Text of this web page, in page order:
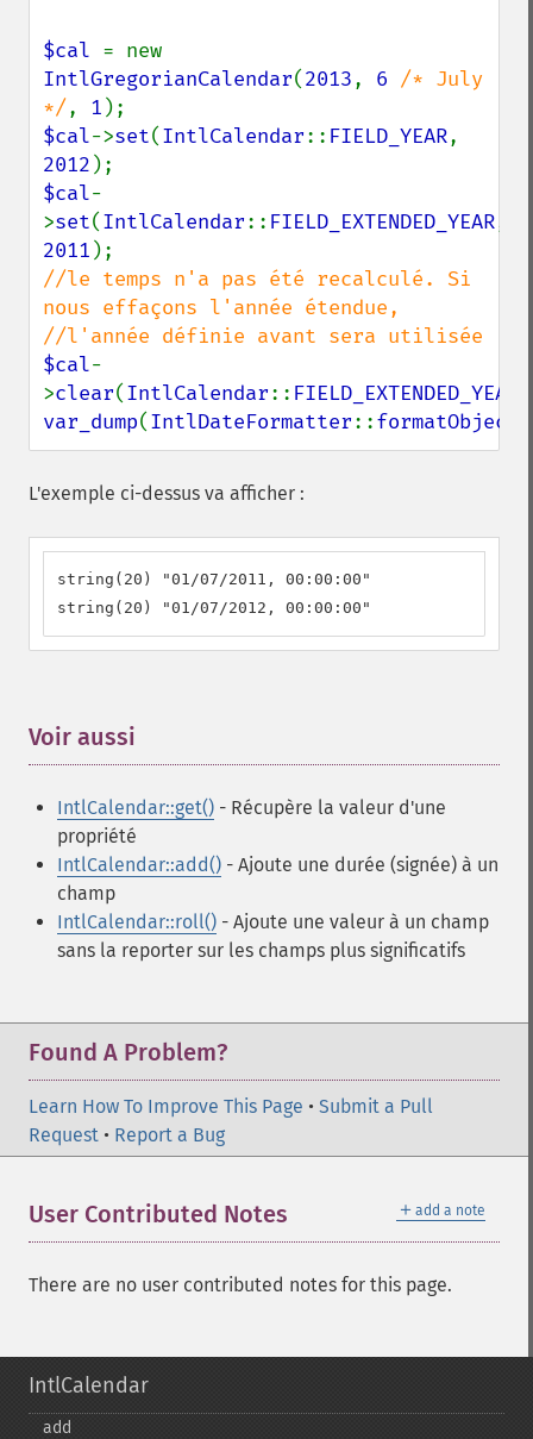
$cal
IntlGregorianCalendar(2013, 6 /* July
*/, 1
$cal->set(IntlCalendar:: FIELD_YEAR
2012
$cal-
>set(IntlCalendar:: FIELD_EXTENDED_YEAR
2011
//le temps n'a pas été recalculé. Si
nous effaçons l'année étendue,
$cal-
>clear(IntlCalendar:: FIELD_EXTENDED_YEAR
var_dump(IntlDateFormatter::formatObject
L'exemple ci-dessus va afficher :
string(20) "01/07/2011, 00:00:00"
string(20) "01/07/2012, 00:00:00"
Voir aussi
IntlCalendar::get() - Récupère la valeur d'une
propriété
IntlCalendar::add() - Ajoute une durée (signée) à un
champ
IntlCalendar::roll() - Ajoute une valeur à un champ
sans la reporter sur les champs plus significatifs
Found A Problem?
Learn How To Improve This Page • Submit a Pull
Request • Report a Bug
＋ add a note
User Contributed Notes
There are no user contributed notes for this page.
IntlCalendar
add